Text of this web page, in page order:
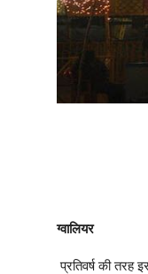
ग्वालियर
प्रतिवर्ष की तरह